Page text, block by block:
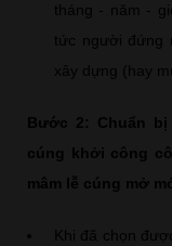
tháng - năm -
tức người đứng
xây dựng (hay
Bước 2: Chuẩn
cúng khởi công
mâm lễ cúng mở
Khi đã chọn